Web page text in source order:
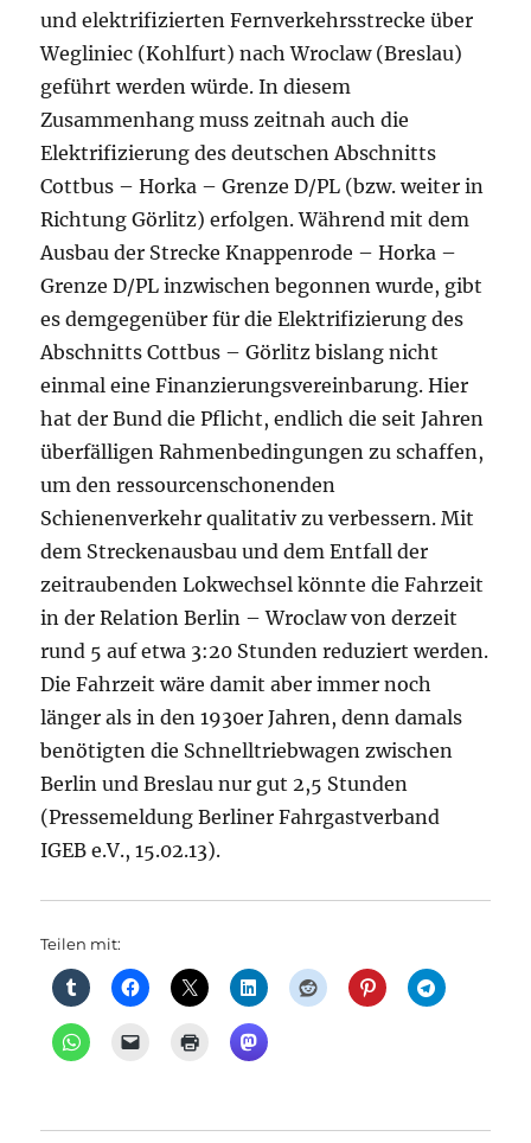
und elektrifizierten Fernverkehrsstrecke über
Wegliniec (Kohlfurt) nach Wroclaw (Breslau)
geführt werden würde. In diesem
Zusammenhang muss zeitnah auch die
Elektrifizierung des deutschen Abschnitts
Cottbus – Horka – Grenze D/PL (bzw. weiter in
Richtung Görlitz) erfolgen. Während mit dem
Ausbau der Strecke Knappenrode – Horka –
Grenze D/PL inzwischen begonnen wurde, gibt
es demgegenüber für die Elektrifizierung des
Abschnitts Cottbus – Görlitz bislang nicht
einmal eine Finanzierungsvereinbarung. Hier
hat der Bund die Pflicht, endlich die seit Jahren
überfälligen Rahmenbedingungen zu schaffen,
um den ressourcenschonenden
Schienenverkehr qualitativ zu verbessern. Mit
dem Streckenausbau und dem Entfall der
zeitraubenden Lokwechsel könnte die Fahrzeit
in der Relation Berlin – Wroclaw von derzeit
rund 5 auf etwa 3:20 Stunden reduziert werden.
Die Fahrzeit wäre damit aber immer noch
länger als in den 1930er Jahren, denn damals
benötigten die Schnelltriebwagen zwischen
Berlin und Breslau nur gut 2,5 Stunden
(Pressemeldung Berliner Fahrgastverband
IGEB e.V., 15.02.13).
Teilen mit: